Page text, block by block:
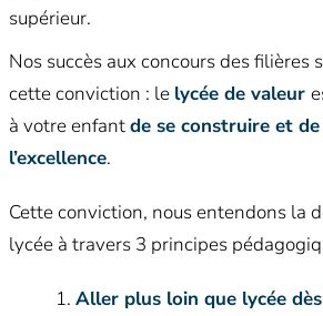
supérieur.
Nos succès aux concours des filières
cette conviction : le lycée de valeur
à votre enfantde se construire et de
l’excellence.
Cette conviction, nous entendons la
lycée à travers 3 principes
Aller plus loin que lycée